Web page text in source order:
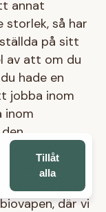
Tillåt
alla
annat
storlek, så har
på sitt
av att om du
hade en
jobba inom
inom
problem,
del lösbart,
resurs. Eller
där vi